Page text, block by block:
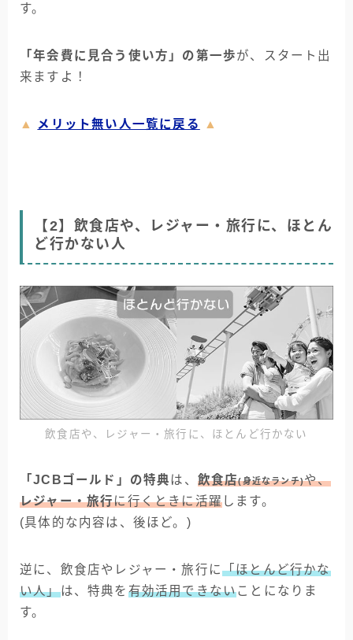
す。
「年会費に見合う使い方」の第一歩が、スタート出
来ますよ！
▲ メリット無い人一覧に戻る ▲
【2】飲食店や、レジャー・旅行に、ほとん
ど行かない人
飲食店や、レジャー・旅行に、ほとんど行かない
「JCBゴールド」の特典は、 飲食店(身近なランチ)や、
レジャー・旅行に行くときに活躍 します。
(具体的な内容は、後ほど。)
逆に、飲食店やレジャー・旅行に「ほとんど行かな
い人」は、特典を 有効活用できないことになりま
す。